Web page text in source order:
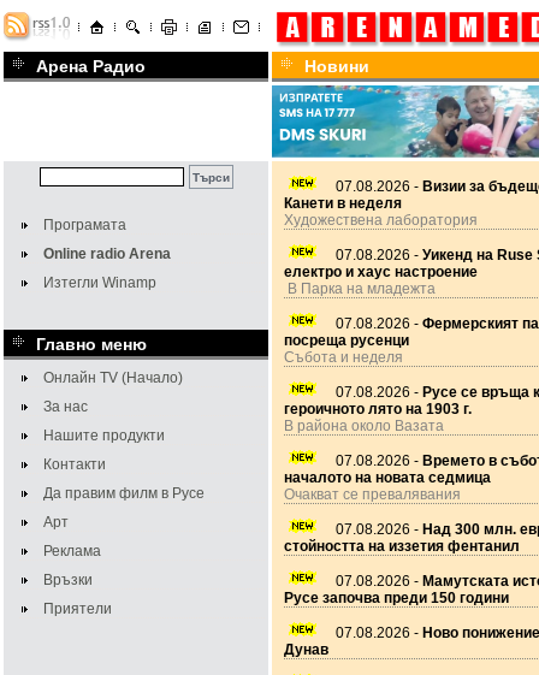
Арена Радио Новини
Програмата
Online radio Arena
Изтегли Winamp
Главно меню
Онлайн TV (Начало)
За нас
Нашите продукти
Контакти
Да правим филм в Русе
Арт
Реклама
Връзки
Приятели
07.08.2026 - Визии за
Канети в неделя
Художествена лаборатория
07.08.2026 - Уикенд на Ruse
електро и хаус настроение
В Парка на младежта
07.08.2026 - Фермерският
посреща русенци
Събота и неделя
07.08.2026 - Русе се връща
героичното лято на 1903 г.
В района около Вазата
07.08.2026 - Времето в
началото на новата седмица
Очакват се превалявания
07.08.2026 - Над 300 млн.
стойността на иззетия фентанил
07.08.2026 - Мамутската
Русе започва преди 150 години
07.08.2026 - Ново
Дунав